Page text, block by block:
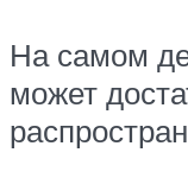
На самом
может